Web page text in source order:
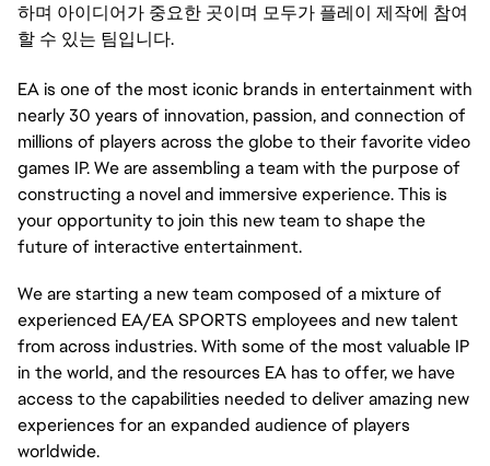
하며 아이디어가 중요한 곳이며 모두가 플레이 제작에 참여
할 수 있는 팀입니다.
EA is one of the most iconic brands in entertainment with
nearly 30 years of innovation, passion, and connection of
millions of players across the globe to their favorite video
games IP. We are assembling a team with the purpose of
constructing a novel and immersive experience. This is
your opportunity to join this new team to shape the
future of interactive entertainment.
We are starting a new team composed of a mixture of
experienced EA/EA SPORTS employees and new talent
from across industries. With some of the most valuable IP
in the world, and the resources EA has to offer, we have
access to the capabilities needed to deliver amazing new
experiences for an expanded audience of players
worldwide.